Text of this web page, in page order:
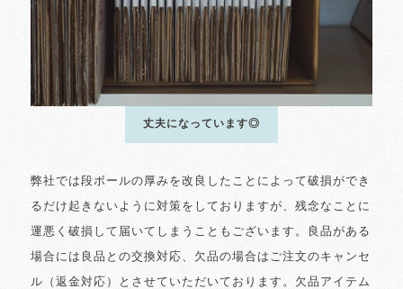
丈夫になっています◎
弊社では段ボールの厚みを改良したことによって破損ができ
るだけ起きないように対策をしておりますが、残念なことに
運悪く破損して届いてしまうこともございます。良品がある
場合には良品との交換対応、欠品の場合はご注文のキャンセ
ル（返金対応）とさせていただいております。欠品アイテム